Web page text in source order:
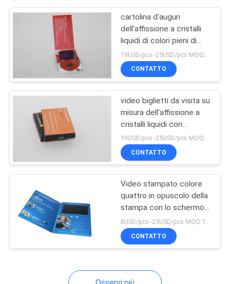
cartolina d'auguri
dell'affissione a cristalli
liquidi di colori pieni di
dimensione del pixel di
320*240mm video con la
memoria su misura
CONTATTO
video biglietti da visita su
misura dell'affissione a
cristalli liquidi con
copertina rigida,
dimensione A4/A5
19USD/pcs -25USD/pcs MOQ:1pcs
CONTATTO
Video stampato colore
quattro in opuscolo della
stampa con lo schermo
di TFT/la porta USB,
video biglietto da visita
8USD/pcs -25USD/pcs MOQ:1pcs
CONTATTO